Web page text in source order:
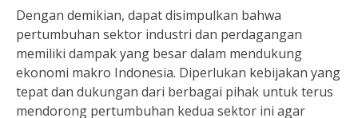
Dengan demikian, dapat disimpulkan bahwa
pertumbuhan sektor industri dan perdagangan
memiliki dampak yang besar dalam mendukung
ekonomi makro Indonesia. Diperlukan kebijakan yang
tepat dan dukungan dari berbagai pihak untuk terus
mendorong pertumbuhan kedua sektor ini agar